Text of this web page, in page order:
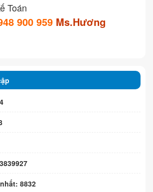
Toán
900 959 Ms.Hương
8832